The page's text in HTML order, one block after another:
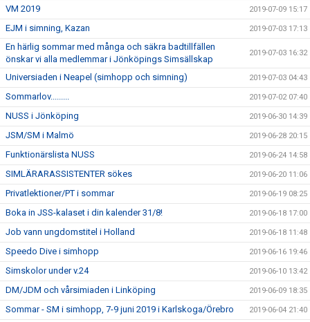
VM 2019 2019-07-09 15:17
EJM i simning, Kazan 2019-07-03 17:13
En härlig sommar med många och säkra badtillfällen
önskar vi alla medlemmar i Jönköpings Simsällskap
2019-07-03 16:32
Universiaden i Neapel (simhopp och simning) 2019-07-03 04:43
Sommarlov......... 2019-07-02 07:40
NUSS i Jönköping 2019-06-30 14:39
JSM/SM i Malmö 2019-06-28 20:15
Funktionärslista NUSS 2019-06-24 14:58
SIMLÄRARASSISTENTER sökes 2019-06-20 11:06
Privatlektioner/PT i sommar 2019-06-19 08:25
Boka in JSS-kalaset i din kalender 31/8! 2019-06-18 17:00
Job vann ungdomstitel i Holland 2019-06-18 11:48
Speedo Dive i simhopp 2019-06-16 19:46
Simskolor under v.24 2019-06-10 13:42
DM/JDM och vårsimiaden i Linköping 2019-06-09 18:35
Sommar - SM i simhopp, 7-9 juni 2019 i Karlskoga/Örebro 2019-06-04 21:40